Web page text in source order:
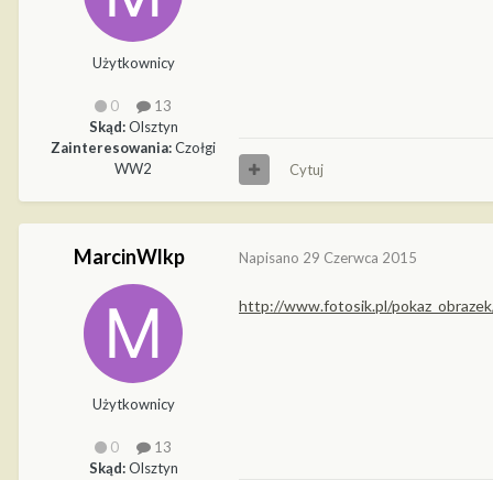
Użytkownicy
0
13
Skąd:Olsztyn
Zainteresowania:Czołgi
WW2
Cytuj
MarcinWlkp
Użytkownicy
0
13
Skąd:Olsztyn
Napisano 29 Czerwca 2015
http://www.fotosik.pl/